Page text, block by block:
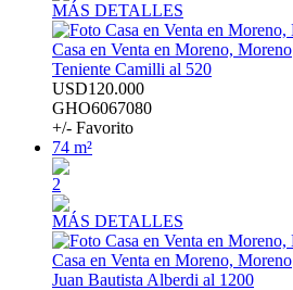
MÁS DETALLES
Casa en Venta en Moreno, Moreno
Teniente Camilli al 520
USD120.000
GHO6067080
+/- Favorito
74 m²
2
MÁS DETALLES
Casa en Venta en Moreno, Moreno
Juan Bautista Alberdi al 1200